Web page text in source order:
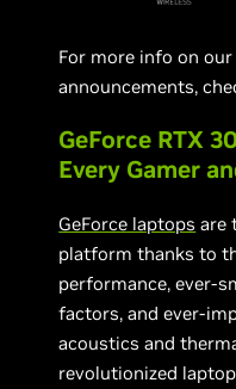
For more info on our
announcements,
GeForce RTX
Every Gamer
GeForce laptops are
platform thanks to
performance, ever-
factors, and ever-
acoustics and
revolutionized